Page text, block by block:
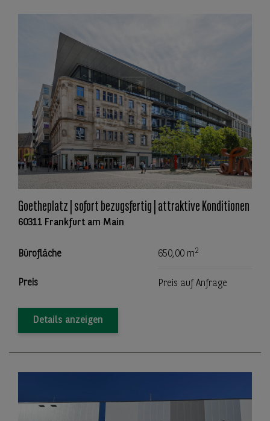
Goetheplatz | sofort bezugsfertig | attraktive Konditionen
60311 Frankfurt am Main
Bürofläche 650,00 m2
Preis Preis auf Anfrage
Details anzeigen